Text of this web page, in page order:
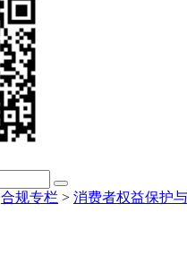
合规专栏 > 消费者权益保护